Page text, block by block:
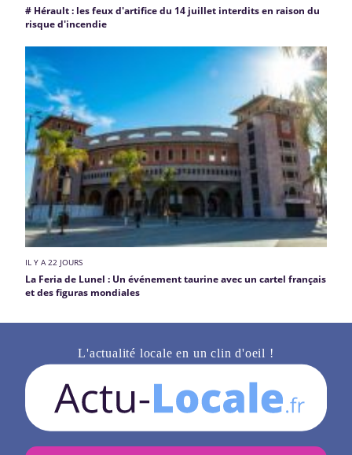
# Hérault : les feux d'artifice du 14 juillet interdits en raison du
risque d'incendie
IL Y A 22 JOURS
La Feria de Lunel : Un événement taurine avec un cartel français
et des figuras mondiales
L'actualité locale en un clin d'oeil !